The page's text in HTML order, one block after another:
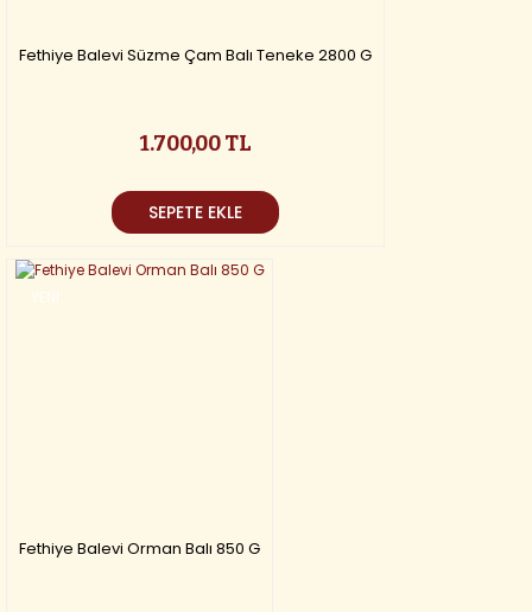
Fethiye Balevi Süzme Çam Balı Teneke 2800 G
1.700,00 TL
SEPETE EKLE
YENİ
Fethiye Balevi Orman Balı 850 G